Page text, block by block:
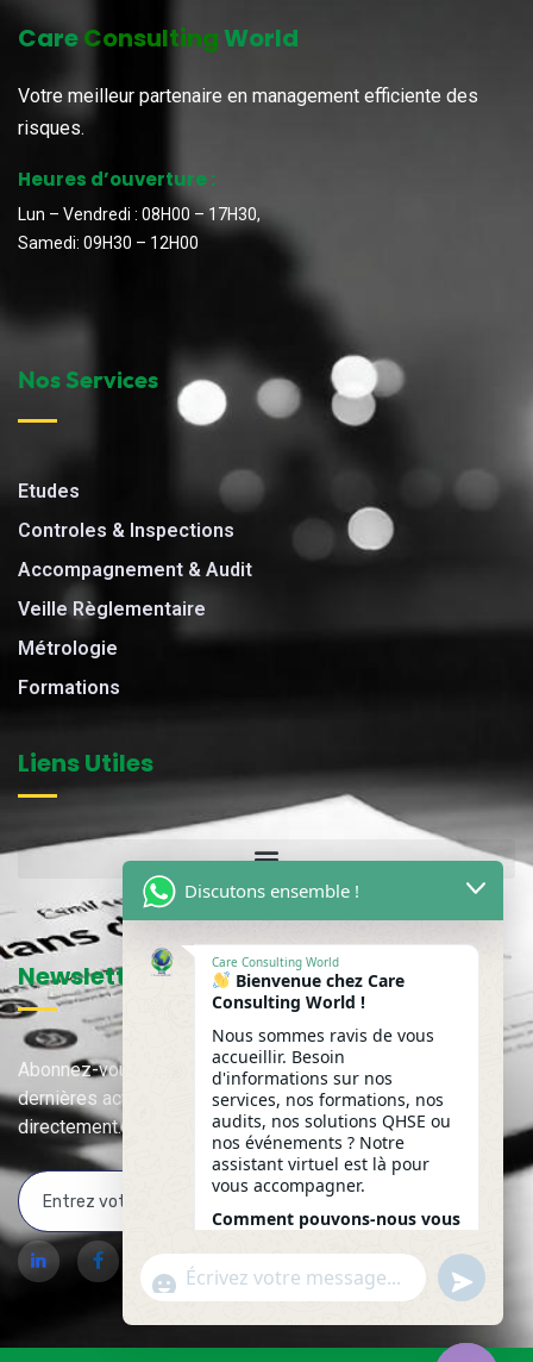
CareConsultingWorld
Votre meilleur partenaire en management efficiente des
risques.
Heures d’ouverture :
Lun – Vendredi : 08H00 – 17H30,
Samedi: 09H30 – 12H00
Nos Services
Etudes
Controles & Inspections
Accompagnement & Audit
Veille Règlementaire
Métrologie
Formations
Liens Utiles
Newsletter
Abonnez-vous à notre newsletter pour recevoir nos
dernières actualités, mises à jour et contenus exclusifs
directement.
Discutons ensemble !
Care Consulting World
Bienvenue chez Care
Consulting World !
Nous sommes ravis de vous
accueillir. Besoin
d'informations sur nos
services, nos formations, nos
audits, nos solutions QHSE ou
nos événements ? Notre
assistant virtuel est là pour
vous accompagner.
Comment pouvons-nous vous
"+chaty_settings.lang.emoji_picker+"
WhatsApp Message